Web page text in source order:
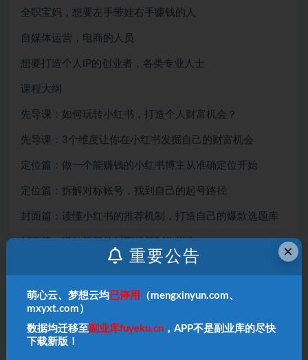
全职宝妈，想要左手带娃右手赚钱的人
自媒体运营，电商的人员
想要打造个人IP的创业者，各类专业人士
课程大纲
先导课：如何玩转小红书，打造个人财富机会？
先导课：3个维度让你在小红书发掘自己的财富机会
定位篇：做一个能赚钱的小红书博主从准确定位开始
定位篇：拆解对标账号，找到自己的起号路径
封面篇：读懂小红书的推荐机制，打造自己的爆款选题库
图文篇：如何写好一篇小红书图文笔记
视频篇：如何制作爆款视频笔记
变现篇：掌握小红书5大变现渠道，打造独特化商业变现之
×
重要公告
萌心云、梦想云均 已停用
（mengxinyun.com、
mxyxt.com）
数据均迁移至副业库fuyeku.cn ，APP不是副业库的尽快
下载新版！